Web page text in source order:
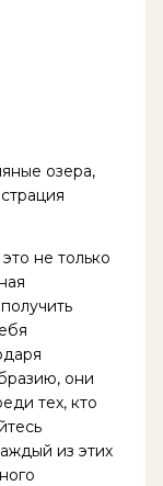
не только
они
тех, кто
из этих